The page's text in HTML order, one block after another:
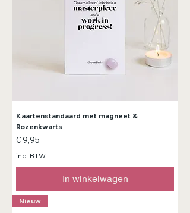
Kaartenstandaard met magneet &
Rozenkwarts
Prijs
€ 9,95
incl.BTW
In winkelwagen
Nieuw